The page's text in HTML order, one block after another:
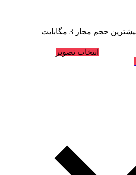
انتخاب تصویر